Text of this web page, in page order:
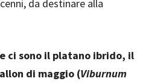
da destinare alla
ci sono il platano ibrido, il
di maggio (Viburnum